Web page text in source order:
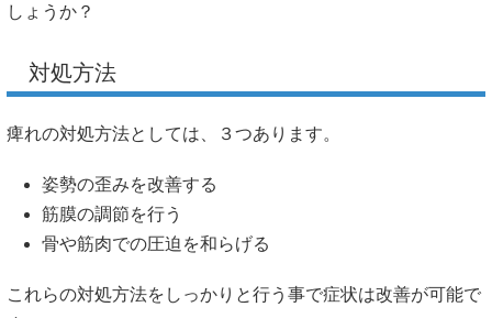
・内部疾かんによる症状
糖尿病、閉塞性動脈硬化症、バーシャー病など
これらの原因で生じた痺れはどのように対処すれば良いので
対処方法